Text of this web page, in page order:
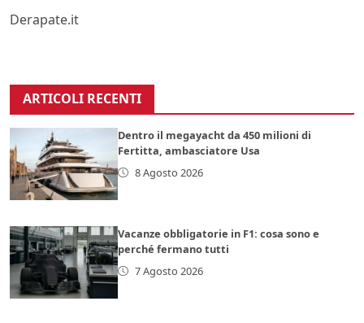
Derapate.it
ARTICOLI RECENTI
Dentro il megayacht da 450 milioni di
Fertitta, ambasciatore Usa
8 Agosto 2026
Vacanze obbligatorie in F1: cosa sono e
perché fermano tutti
7 Agosto 2026